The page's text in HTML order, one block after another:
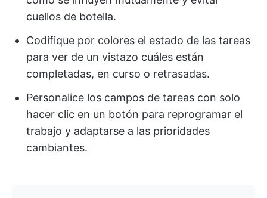
cuellos de botella.
Codifique por colores el estado de las tareas
para ver de un vistazo cuáles están
completadas, en curso o retrasadas.
Personalice los campos de tareas con solo
hacer clic en un botón para reprogramar el
trabajo y adaptarse a las prioridades
cambiantes.